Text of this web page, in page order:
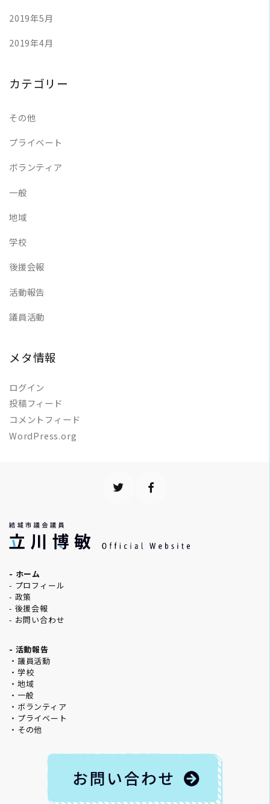
2019年5月
2019年4月
カテゴリー
その他
プライベート
ボランティア
一般
地域
学校
後援会報
活動報告
議員活動
メタ情報
ログイン
投稿フィード
コメントフィード
WordPress.org
- ホーム
- プロフィール
- 政策
- 後援会報
- お問い合わせ
- 活動報告
・議員活動
・学校
・地域
・一般
・ボランティア
・プライベート
・その他